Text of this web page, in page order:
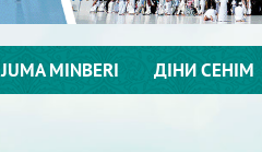
JUMA MІNBERІ ДІНИ СЕНІМ